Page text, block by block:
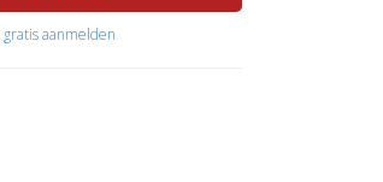
gratis aanmelden